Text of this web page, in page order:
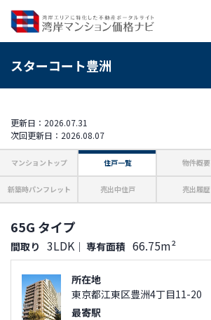
スターコート豊洲
更新日：2026.07.31
次回更新日：2026.08.07
マンショントップ 住戸一覧 物件概要
新築時パンフレット 売出中住戸 売出履歴
65G タイプ
間取り 3LDK ｜ 専有面積 66.75m²
所在地
東京都江東区豊洲4丁目11-20
最寄駅